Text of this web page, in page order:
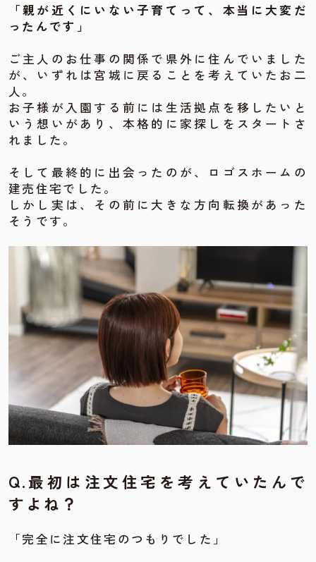
「親が近くにいない子育てって、本当に大変だ
ったんです」
ご主人のお仕事の関係で県外に住んでいました
が、いずれは宮城に戻ることを考えていたお二
人。
お子様が入園する前には生活拠点を移したいと
いう想いがあり、本格的に家探しをスタートさ
れました。
そして最終的に出会ったのが、ロゴスホームの
建売住宅でした。
しかし実は、その前に大きな方向転換があった
そうです。
Q.最初は注文住宅を考えていたんで
すよね？
「完全に注文住宅のつもりでした」